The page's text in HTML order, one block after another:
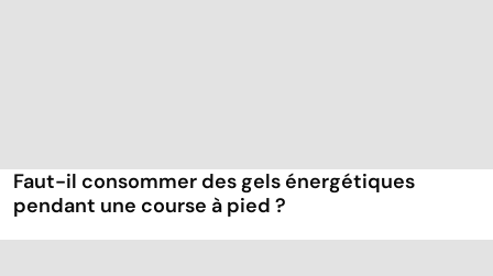
Faut-il consommer des gels énergétiques
pendant une course à pied ?